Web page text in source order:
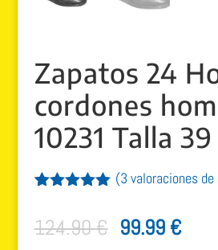
Zapatos 24
cordones
10231 Talla 39
5 en base
(3 valoraciones
124.90€ El
99.99 €El